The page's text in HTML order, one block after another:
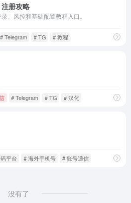
册攻略
、风控和基础配置教程入口。
# Telegram # TG # 教程
# Telegram # TG # 汉化
平台 # 海外手机号 # 账号通信
没有了